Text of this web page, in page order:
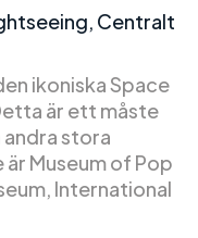
Centralt
ikoniska Space
är ett måste
andra stora
Museum of Pop
International